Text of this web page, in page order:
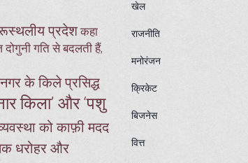
प्रदेशकहा
गति से बदलती हैं,
के किले प्रसिद्ध
किला’ और ‘पशु
को काफ़ी मदद
धरोहर और
खेल
राजनीति
मनोरंजन
क्रिकेट
बिजनेस
वित्त